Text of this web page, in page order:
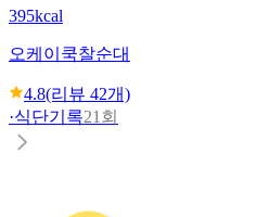
395kcal
오케이쿡찰순대
4.8(리뷰 42개)
·식단기록21회